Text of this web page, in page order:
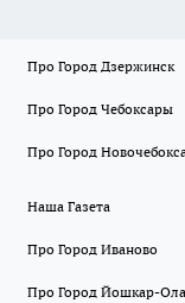
Про Город Дзержинск
Про Город Чебоксары
Про Город
Наша Газета
Про Город Иваново
Про Город Йошкар-Ола